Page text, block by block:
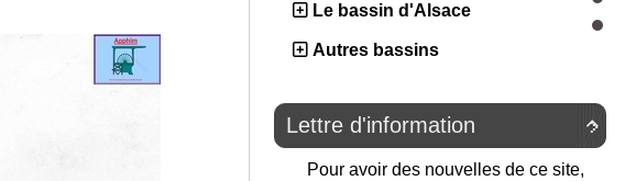
Le bassin d'Alsace
Autres bassins

Lettre d'information
Pour avoir des nouvelles de ce site,